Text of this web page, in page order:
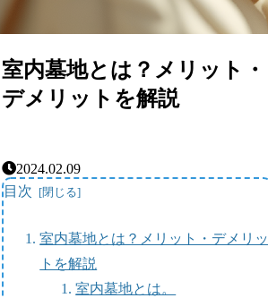
室内墓地とは？メリット・
デメリットを解説
2024.02.09
目次
室内墓地とは？メリット・デメリッ
トを解説
室内墓地とは。